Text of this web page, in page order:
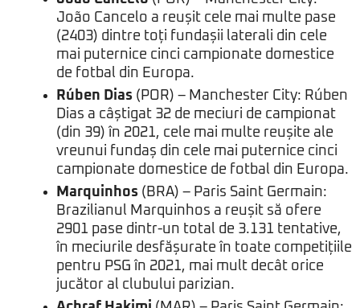
João Cancelo a reușit cele mai multe pase
(2403) dintre toți fundașii laterali din cele
mai puternice cinci campionate domestice
de fotbal din Europa.
Rúben Dias (POR) – Manchester City: Rúben
Dias a câștigat 32 de meciuri de campionat
(din 39) în 2021, cele mai multe reușite ale
vreunui fundaș din cele mai puternice cinci
campionate domestice de fotbal din Europa.
Marquinhos (BRA) – Paris Saint Germain:
Brazilianul Marquinhos a reușit să ofere
2901 pase dintr-un total de 3.131 tentative,
în meciurile desfășurate în toate competițiile
pentru PSG în 2021, mai mult decât orice
jucător al clubului parizian.